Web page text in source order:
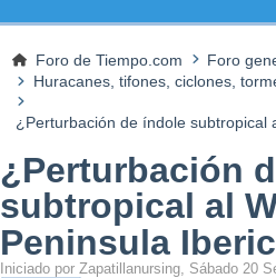
Foro de Tiempo.com
Foro
Huracanes, tifones, ciclones,
¿Perturbación de índole subtropical
¿Perturbación
subtropical al
Peninsula
Iniciado por Zapatillanursing, Sábado 20